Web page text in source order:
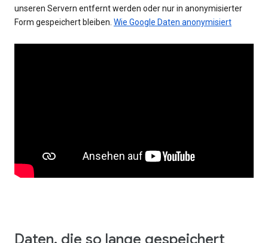
unseren Servern entfernt werden oder nur in anonymisierter
Form gespeichert bleiben. Wie Google Daten anonymisiert